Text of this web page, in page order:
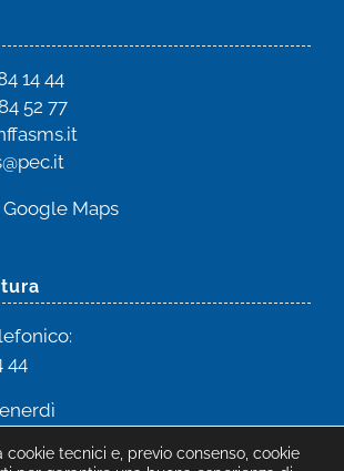
14 44
52 77
Google Maps
44
cookie tecnici e, previo consenso, cookie